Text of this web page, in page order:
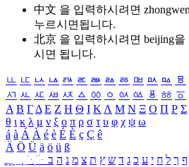
中文 을 입력하시려면
누르시면됩니다.
北京 을 입력하시려면 beijing을
시면 됩니다.
ㅥ ㅦ ㅧ ㅨ ㅩ ㅪ ㅫ ㅬ ㅭ ㅮ ㅯ ㅰ ㅱ
ㅺ ㅻ ㅼ ㅽ ㅾ ㅿ ㆀ ㆁ ㆂ ㆃ ㆄ ㆅ ㆆ
Α Β ΓΔ Ε Ζ Η Θ Ι ΚΛ Μ Ν Ξ Ο Π Ρ Σ
θ ι κ λ μ ν ξ ο π ρ σ τ υ φ χ ψ ω
á à Á À é è É È ç Ç ê
Ä Ö Ü ä ö ü ß
ִֶֹ ֻּ ׁׂ ף ך ל ח י ע כ ג ד ש ץ ת צ מ נ ה ב